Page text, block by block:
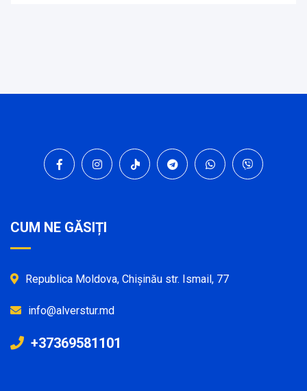
CUM NE GĂSIȚI
Republica Moldova, Chișinău str. Ismail, 77
info@alverstur.md
+37369581101